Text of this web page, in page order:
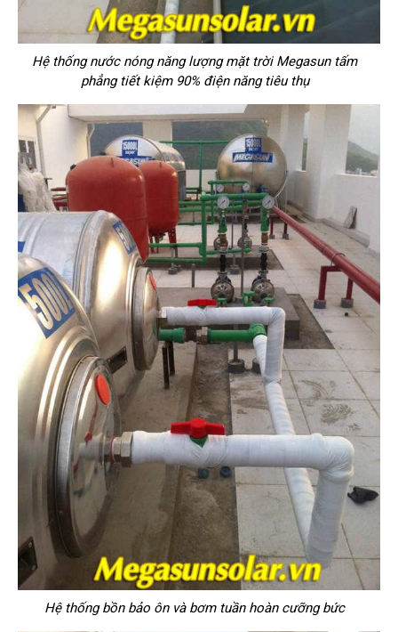
Hệ thống nước nóng năng lượng mặt trời Megasun tấm
phẳng tiết kiệm 90% điện năng tiêu thụ
Hệ thống bồn bảo ôn và bơm tuần hoàn cưỡng bức